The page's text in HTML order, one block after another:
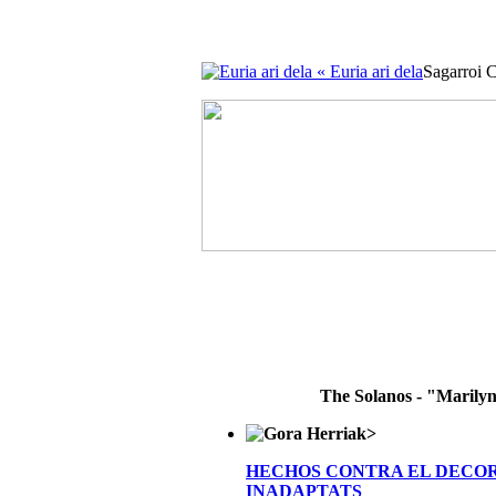
« Euria ari delaSagarroi
The Solanos -
>
HECHOS CONTRA EL
INADAPTATS